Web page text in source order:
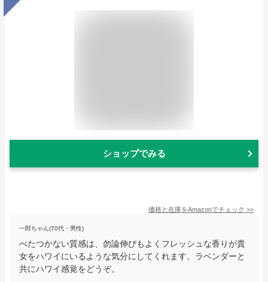
ショップでみる
価格と在庫をAmazonでチェック >>
一郎ちゃん(70代・男性)
べたつかない質感は、勿論伸びもよくフレッシュな香りが貴
女をハワイにいるような気分にしてくれます。ラベンダーと
共にハワイ感覚をどうぞ。